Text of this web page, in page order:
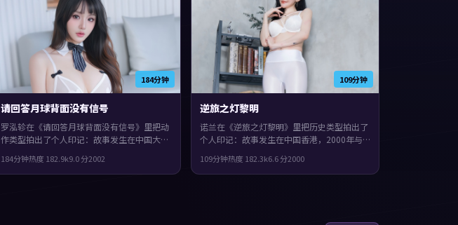
184分钟
请回答月球背面没有信号
罗泓轸在《请回答月球背面没有信号》里把动
作类型拍出了个人印记：故事发生在中国大
朝伟、秦昊。影片在类型框架里仍保留了作者
表达，镜头语言偏写实，细节里埋着伏笔。
184分钟热度 182.9k9.0分2002
109分钟
逆旅之灯黎明
诺兰在《逆旅之灯黎明》里把历史类型拍出了
个人印记：故事发生在中国香港，2000年与
奏前半段克制蓄力，后半段集中爆发，整体完
成度较高，适合喜欢细腻叙事与人物刻画的观
109分钟热度 182.3k6.6分2000